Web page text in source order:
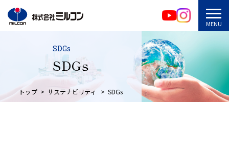
SDGs
SDGs
トップ サステナビリティ SDGs